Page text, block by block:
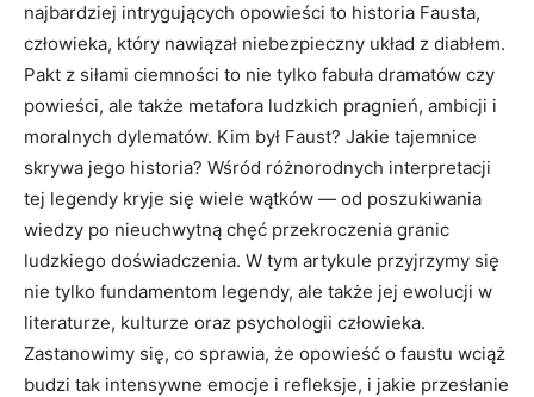
najbardziej intrygujących opowieści to historia Fausta,
człowieka, który nawiązał niebezpieczny układ z diabłem.
Pakt z siłami ciemności to nie tylko fabuła dramatów czy
powieści, ale także metafora ludzkich pragnień, ambicji i
moralnych dylematów. Kim był Faust? Jakie tajemnice
skrywa jego historia? Wśród różnorodnych interpretacji
tej legendy kryje się wiele wątków — od poszukiwania
wiedzy po nieuchwytną chęć przekroczenia granic
ludzkiego doświadczenia. W tym artykule przyjrzymy się
nie tylko fundamentom legendy, ale także jej ewolucji w
literaturze, kulturze oraz psychologii człowieka.
Zastanowimy się, co sprawia, że opowieść o faustu wciąż
budzi tak intensywne emocje i refleksje, i jakie przesłanie